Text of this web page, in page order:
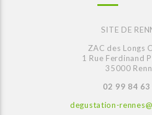
SITE DE
ZAC des Longs
1 Rue Ferdinand
35000
02 99 84 63
degustation-